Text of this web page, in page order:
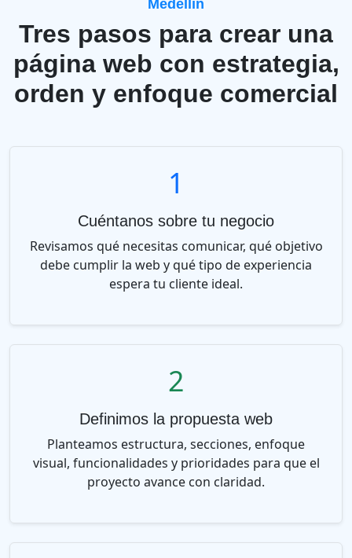
Medellín
Tres pasos para crear una
página web con estrategia,
orden y enfoque comercial
1
Cuéntanos sobre tu negocio
Revisamos qué necesitas comunicar, qué objetivo
debe cumplir la web y qué tipo de experiencia
espera tu cliente ideal.
2
Definimos la propuesta web
Planteamos estructura, secciones, enfoque
visual, funcionalidades y prioridades para que el
proyecto avance con claridad.